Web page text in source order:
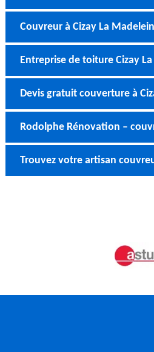
Couvreur à Cizay La
Entreprise de toiture Cizay
Devis gratuit couverture à
Rodolphe Rénovation –
Trouvez votre artisan